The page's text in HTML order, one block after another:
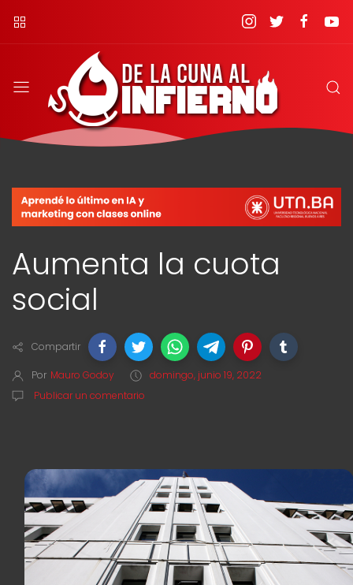
Aumenta la cuota
social
Compartir
Por Mauro Godoy
domingo, junio 19, 2022
Publicar un comentario